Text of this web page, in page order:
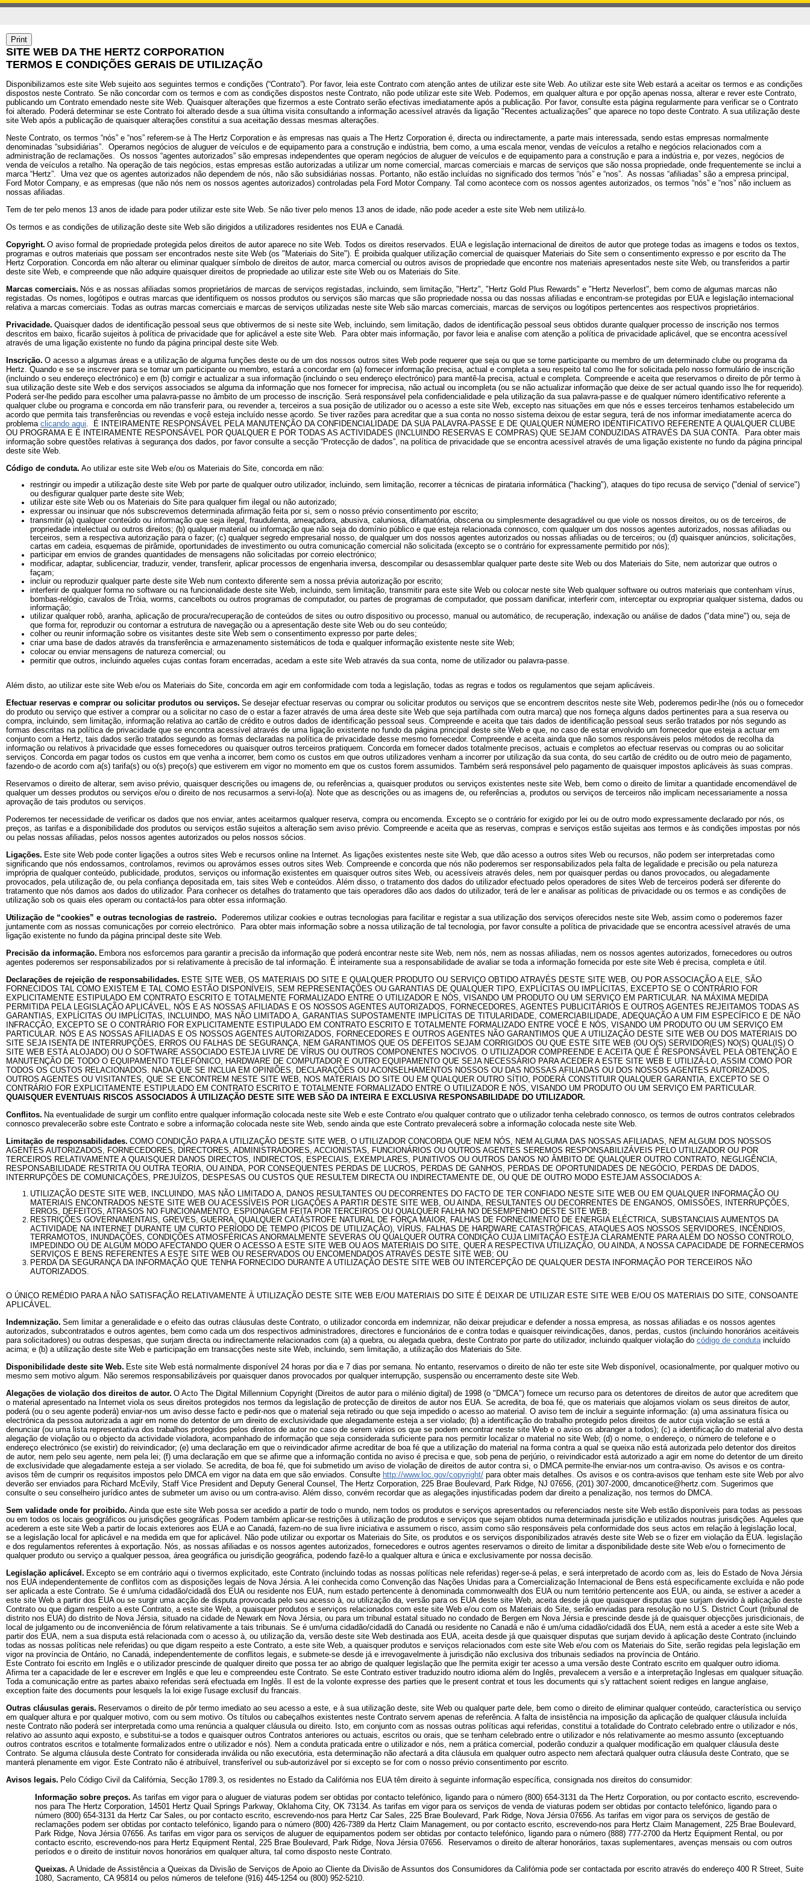
SITE WEB DA THE HERTZ CORPORATION
TERMOS E CONDIÇÕES GERAIS DE UTILIZAÇÃO
Disponibilizamos este site Web sujeito aos seguintes termos e condições (“Contrato”). Por favor, leia este Contrato com atenção antes de utilizar este site Web. Ao utilizar este site Web estará a aceitar os termos e as condições
dispostos neste Contrato. Se não concordar com os termos e com as condições dispostos neste Contrato, não pode utilizar este site Web. Podemos, em qualquer altura e por opção apenas nossa, alterar e rever este Contrato,
publicando um Contrato emendado neste site Web. Quaisquer alterações que fizermos a este Contrato serão efectivas imediatamente após a publicação. Por favor, consulte esta página regularmente para verificar se o Contrato
foi alterado. Poderá determinar se este Contrato foi alterado desde a sua última visita consultando a informação acessível através da ligação "Recentes actualizações" que aparece no topo deste Contrato. A sua utilização deste
site Web após a publicação de quaisquer alterações constitui a sua aceitação dessas mesmas alterações.
Neste Contrato, os termos “nós” e “nos” referem-se à The Hertz Corporation e às empresas nas quais a The Hertz Corporation é, directa ou indirectamente, a parte mais interessada, sendo estas empresas normalmente
denominadas “subsidiárias”. Operamos negócios de aluguer de veículos e de equipamento para a construção e indústria, bem como, a uma escala menor, vendas de veículos a retalho e negócios relacionados com a
administração de reclamações. Os nossos “agentes autorizados” são empresas independentes que operam negócios de aluguer de veículos e de equipamento para a construção e para a indústria e, por vezes, negócios de
venda de veículos a retalho. Na operação de tais negócios, estas empresas estão autorizadas a utilizar um nome comercial, marcas comerciais e marcas de serviços que são nossa propriedade, onde frequentemente se inclui a
marca “Hertz”.
Uma vez que os agentes autorizados não dependem de nós, não são subsidiárias nossas. Portanto, não estão incluídas no significado dos termos “nós” e “nos”. As nossas “afiliadas” são a empresa principal,
Ford Motor Company, e as empresas (que não nós nem os nossos agentes autorizados) controladas pela Ford Motor Company. Tal como acontece com os nossos agentes autorizados, os termos “nós” e “nos” não incluem as
nossas afiliadas.
Tem de ter pelo menos 13 anos de idade para poder utilizar este site Web. Se não tiver pelo menos 13 anos de idade, não pode aceder a este site Web nem utilizá-lo.
Os termos e as condições de utilização deste site Web são dirigidos a utilizadores residentes nos EUA e Canadá.
Copyright. O aviso formal de propriedade protegida pelos direitos de autor aparece no site Web. Todos os direitos reservados. EUA e legislação internacional de direitos de autor que protege todas as imagens e todos os textos,
programas e outros materiais que possam ser encontrados neste site Web (os "Materiais do Site"). É proibida qualquer utilização comercial de quaisquer Materiais do Site sem o consentimento expresso e por escrito da The
Hertz Corporation. Concorda em não alterar ou eliminar qualquer símbolo de direitos de autor, marca comercial ou outros avisos de propriedade que encontre nos materiais apresentados neste site Web, ou transferidos a partir
deste site Web, e compreende que não adquire quaisquer direitos de propriedade ao utilizar este site Web ou os Materiais do Site.
Marcas comerciais. Nós e as nossas afiliadas somos proprietários de marcas de serviços registadas, incluindo, sem limitação, "Hertz", "Hertz Gold Plus Rewards" e "Hertz Neverlost", bem como de algumas marcas não
registadas. Os nomes, logótipos e outras marcas que identifiquem os nossos produtos ou serviços são marcas que são propriedade nossa ou das nossas afiliadas e encontram-se protegidas por EUA e legislação internacional
relativa a marcas comerciais. Todas as outras marcas comerciais e marcas de serviços utilizadas neste site Web são marcas comerciais, marcas de serviços ou logótipos pertencentes aos respectivos proprietários.
Privacidade. Quaisquer dados de identificação pessoal seus que obtivermos de si neste site Web, incluindo, sem limitação, dados de identificação pessoal seus obtidos durante qualquer processo de inscrição nos termos
descritos em baixo, ficarão sujeitos à política de privacidade que for aplicável a este site Web.
Para obter mais informação, por favor leia e analise com atenção a política de privacidade aplicável, que se encontra acessível
através de uma ligação existente no fundo da página principal deste site Web.
Inscrição. O acesso a algumas áreas e a utilização de alguma funções deste ou de um dos nossos outros sites Web pode requerer que seja ou que se torne participante ou membro de um determinado clube ou programa da
Hertz. Quando e se se inscrever para se tornar um participante ou membro, estará a concordar em (a) fornecer informação precisa, actual e completa a seu respeito tal como lhe for solicitada pelo nosso formulário de inscrição
(incluindo o seu endereço electrónico) e em (b) corrigir e actualizar a sua informação (incluindo o seu endereço electrónico) para mantê-la precisa, actual e completa. Compreende e aceita que reservamos o direito de pôr termo à
sua utilização deste site Web e dos serviços associados se alguma da informação que nos fornecer for imprecisa, não actual ou incompleta (ou se não actualizar informação que deixe de ser actual quando isso lhe for requerido).
Poderá ser-lhe pedido para escolher uma palavra-passe no âmbito de um processo de inscrição. Será responsável pela confidencialidade e pela utilização da sua palavra-passe e de qualquer número identificativo referente a
qualquer clube ou programa e concorda em não transferir para, ou revender a, terceiros a sua posição de utilizador ou o acesso a este site Web, excepto nas situações em que nós e esses terceiros tenhamos estabelecido um
acordo que permita tais transferências ou revendas e você esteja incluído nesse acordo. Se tiver razões para acreditar que a sua conta no nosso sistema deixou de estar segura, terá de nos informar imediatamente acerca do
problema clicando aqui.
É INTEIRAMENTE RESPONSÁVEL PELA MANUTENÇÃO DA CONFIDENCIALIDADE DA SUA PALAVRA-PASSE E DE QUALQUER NÚMERO IDENTIFICATIVO REFERENTE A QUALQUER CLUBE
OU PROGRAMA E É INTEIRAMENTE RESPONSÁVEL POR QUALQUER E POR TODAS AS ACTIVIDADES (INCLUINDO RESERVAS E COMPRAS) QUE SEJAM CONDUZIDAS ATRAVÉS DA SUA CONTA.
Para obter mais
informação sobre questões relativas à segurança dos dados, por favor consulte a secção “Protecção de dados”, na política de privacidade que se encontra acessível através de uma ligação existente no fundo da página principal
deste site Web.
Código de conduta. Ao utilizar este site Web e/ou os Materiais do Site, concorda em não:
restringir ou impedir a utilização deste site Web por parte de qualquer outro utilizador, incluindo, sem limitação, recorrer a técnicas de pirataria informática ("hacking"), ataques do tipo recusa de serviço ("denial of service")
ou desfigurar qualquer parte deste site Web;
utilizar este site Web ou os Materiais do Site para qualquer fim ilegal ou não autorizado;
expressar ou insinuar que nós subscrevemos determinada afirmação feita por si, sem o nosso prévio consentimento por escrito;
transmitir (a) qualquer conteúdo ou informação que seja ilegal, fraudulenta, ameaçadora, abusiva, caluniosa, difamatória, obscena ou simplesmente desagradável ou que viole os nossos direitos, ou os de terceiros, de
propriedade intelectual ou outros direitos; (b) qualquer material ou informação que não seja do domínio público e que esteja relacionada connosco, com qualquer um dos nossos agentes autorizados, nossas afiliadas ou
terceiros, sem a respectiva autorização para o fazer; (c) qualquer segredo empresarial nosso, de qualquer um dos nossos agentes autorizados ou nossas afiliadas ou de terceiros; ou (d) quaisquer anúncios, solicitações,
cartas em cadeia, esquemas de pirâmide, oportunidades de investimento ou outra comunicação comercial não solicitada (excepto se o contrário for expressamente permitido por nós);
participar em envios de grandes quantidades de mensagens não solicitadas por correio electrónico;
modificar, adaptar, sublicenciar, traduzir, vender, transferir, aplicar processos de engenharia inversa, descompilar ou desassemblar qualquer parte deste site Web ou dos Materiais do Site, nem autorizar que outros o
façam;
incluir ou reproduzir qualquer parte deste site Web num contexto diferente sem a nossa prévia autorização por escrito;
interferir de qualquer forma no software ou na funcionalidade deste site Web, incluindo, sem limitação, transmitir para este site Web ou colocar neste site Web qualquer software ou outros materiais que contenham vírus,
bombas-relógio, cavalos de Tróia, worms, cancelbots ou outros programas de computador, ou partes de programas de computador, que possam danificar, interferir com, interceptar ou expropriar qualquer sistema, dados ou
informação;
utilizar qualquer robô, aranha, aplicação de procura/recuperação de conteúdos de sites ou outro dispositivo ou processo, manual ou automático, de recuperação, indexação ou análise de dados ("data mine") ou, seja de
que forma for, reproduzir ou contornar a estrutura de navegação ou a apresentação deste site Web ou do seu conteúdo;
colher ou reunir informação sobre os visitantes deste site Web sem o consentimento expresso por parte deles;
criar uma base de dados através da transferência e armazenamento sistemáticos de toda e qualquer informação existente neste site Web;
colocar ou enviar mensagens de natureza comercial; ou
permitir que outros, incluindo aqueles cujas contas foram encerradas, acedam a este site Web através da sua conta, nome de utilizador ou palavra-passe.
Além disto, ao utilizar este site Web e/ou os Materiais do Site, concorda em agir em conformidade com toda a legislação, todas as regras e todos os regulamentos que sejam aplicáveis.
Efectuar reservas e comprar ou solicitar produtos ou serviços. Se desejar efectuar reservas ou comprar ou solicitar produtos ou serviços que se encontrem descritos neste site Web, poderemos pedir-lhe (nós ou o fornecedor
do produto ou serviço que estiver a comprar ou a solicitar no caso de o estar a fazer através de uma área deste site Web que seja partilhada com outra marca) que nos forneça alguns dados pertinentes para a sua reserva ou
compra, incluindo, sem limitação, informação relativa ao cartão de crédito e outros dados de identificação pessoal seus. Compreende e aceita que tais dados de identificação pessoal seus serão tratados por nós segundo as
formas descritas na política de privacidade que se encontra acessível através de uma ligação existente no fundo da página principal deste site Web e que, no caso de estar envolvido um fornecedor que esteja a actuar em
conjunto com a Hertz, tais dados serão tratados segundo as formas declaradas na política de privacidade desse mesmo fornecedor. Compreende e aceita ainda que não somos responsáveis pelos métodos de recolha da
informação ou relativos à privacidade que esses fornecedores ou quaisquer outros terceiros pratiquem. Concorda em fornecer dados totalmente precisos, actuais e completos ao efectuar reservas ou compras ou ao solicitar
serviços. Concorda em pagar todos os custos em que venha a incorrer, bem como os custos em que outros utilizadores venham a incorrer por utilização da sua conta, do seu cartão de crédito ou de outro meio de pagamento,
fazendo-o de acordo com a(s) tarifa(s) ou o(s) preço(s) que estiverem em vigor no momento em que os custos forem assumidos. Também será responsável pelo pagamento de quaisquer impostos aplicáveis às suas compras.
Reservamos o direito de alterar, sem aviso prévio, quaisquer descrições ou imagens de, ou referências a, quaisquer produtos ou serviços existentes neste site Web, bem como o direito de limitar a quantidade encomendável de
qualquer um desses produtos ou serviços e/ou o direito de nos recusarmos a servi-lo(a). Note que as descrições ou as imagens de, ou referências a, produtos ou serviços de terceiros não implicam necessariamente a nossa
aprovação de tais produtos ou serviços.
Poderemos ter necessidade de verificar os dados que nos enviar, antes aceitarmos qualquer reserva, compra ou encomenda. Excepto se o contrário for exigido por lei ou de outro modo expressamente declarado por nós, os
preços, as tarifas e a disponibilidade dos produtos ou serviços estão sujeitos a alteração sem aviso prévio. Compreende e aceita que as reservas, compras e serviços estão sujeitas aos termos e às condições impostas por nós
ou pelas nossas afiliadas, pelos nossos agentes autorizados ou pelos nossos sócios.
Ligações. Este site Web pode conter ligações a outros sites Web e recursos online na Internet. As ligações existentes neste site Web, que dão acesso a outros sites Web ou recursos, não podem ser interpretadas como
significando que nós endossamos, controlamos, revimos ou aprovámos esses outros sites Web. Compreende e concorda que nós não poderemos ser responsabilizados pela falta de legalidade e precisão ou pela natureza
imprópria de qualquer conteúdo, publicidade, produtos, serviços ou informação existentes em quaisquer outros sites Web, ou acessíveis através deles, nem por quaisquer perdas ou danos provocados, ou alegadamente
provocados, pela utilização de, ou pela confiança depositada em, tais sites Web e conteúdos. Além disso, o tratamento dos dados do utilizador efectuado pelos operadores de sites Web de terceiros poderá ser diferente do
tratamento que nós damos aos dados do utilizador. Para conhecer os detalhes do tratamento que tais operadores dão aos dados do utilizador, terá de ler e analisar as políticas de privacidade ou os termos e as condições de
utilização sob os quais eles operam ou contactá-los para obter essa informação.
Utilização de “cookies” e outras tecnologias de rastreio.
Poderemos utilizar cookies e outras tecnologias para facilitar e registar a sua utilização dos serviços oferecidos neste site Web, assim como o poderemos fazer
juntamente com as nossas comunicações por correio electrónico.
Para obter mais informação sobre a nossa utilização de tal tecnologia, por favor consulte a política de privacidade que se encontra acessível através de uma
ligação existente no fundo da página principal deste site Web.
Precisão da informação. Embora nos esforcemos para garantir a precisão da informação que poderá encontrar neste site Web, nem nós, nem as nossas afiliadas, nem os nossos agentes autorizados, fornecedores ou outros
agentes poderemos ser responsabilizados por si relativamente à precisão de tal informação. É inteiramente sua a responsabilidade de avaliar se toda a informação fornecida por este site Web é precisa, completa e útil.
Declarações de rejeição de responsabilidades. ESTE SITE WEB, OS MATERIAIS DO SITE E QUALQUER PRODUTO OU SERVIÇO OBTIDO ATRAVÉS DESTE SITE WEB, OU POR ASSOCIAÇÃO A ELE, SÃO
FORNECIDOS TAL COMO EXISTEM E TAL COMO ESTÃO DISPONÍVEIS, SEM REPRESENTAÇÕES OU GARANTIAS DE QUALQUER TIPO, EXPLÍCITAS OU IMPLÍCITAS, EXCEPTO SE O CONTRÁRIO FOR
EXPLICITAMENTE ESTIPULADO EM CONTRATO ESCRITO E TOTALMENTE FORMALIZADO ENTRE O UTILIZADOR E NÓS, VISANDO UM PRODUTO OU UM SERVIÇO EM PARTICULAR. NA MÁXIMA MEDIDA
PERMITIDA PELA LEGISLAÇÃO APLICÁVEL, NÓS E AS NOSSAS AFILIADAS E OS NOSSOS AGENTES AUTORIZADOS, FORNECEDORES, AGENTES PUBLICITÁRIOS E OUTROS AGENTES REJEITAMOS TODAS AS
GARANTIAS, EXPLÍCITAS OU IMPLÍCITAS, INCLUINDO, MAS NÃO LIMITADO A, GARANTIAS SUPOSTAMENTE IMPLÍCITAS DE TITULARIDADE, COMERCIABILIDADE, ADEQUAÇÃO A UM FIM ESPECÍFICO E DE NÃO
INFRACÇÃO, EXCEPTO SE O CONTRÁRIO FOR EXPLICITAMENTE ESTIPULADO EM CONTRATO ESCRITO E TOTALMENTE FORMALIZADO ENTRE VOCÊ E NÓS, VISANDO UM PRODUTO OU UM SERVIÇO EM
PARTICULAR. NÓS E AS NOSSAS AFILIADAS E OS NOSSOS AGENTES AUTORIZADOS, FORNECEDORES E OUTROS AGENTES NÃO GARANTIMOS QUE A UTILIZAÇÃO DESTE SITE WEB OU DOS MATERIAIS DO
SITE SEJA ISENTA DE INTERRUPÇÕES, ERROS OU FALHAS DE SEGURANÇA, NEM GARANTIMOS QUE OS DEFEITOS SEJAM CORRIGIDOS OU QUE ESTE SITE WEB (OU O(S) SERVIDOR(ES) NO(S) QUAL(IS) O
SITE WEB ESTÁ ALOJADO) OU O SOFTWARE ASSOCIADO ESTEJA LIVRE DE VÍRUS OU OUTROS COMPONENTES NOCIVOS. O UTILIZADOR COMPREENDE E ACEITA QUE É RESPONSÁVEL PELA OBTENÇÃO E
MANUTENÇÃO DE TODO O EQUIPAMENTO TELEFÓNICO, HARDWARE DE COMPUTADOR E OUTRO EQUIPAMENTO QUE SEJA NECESSÁRIO PARA ACEDER A ESTE SITE WEB E UTILIZÁ-LO, ASSIM COMO POR
TODOS OS CUSTOS RELACIONADOS. NADA QUE SE INCLUA EM OPINIÕES, DECLARAÇÕES OU ACONSELHAMENTOS NOSSOS OU DAS NOSSAS AFILIADAS OU DOS NOSSOS AGENTES AUTORIZADOS,
OUTROS AGENTES OU VISITANTES, QUE SE ENCONTREM NESTE SITE WEB, NOS MATERIAIS DO SITE OU EM QUALQUER OUTRO SÍTIO, PODERÁ CONSTITUIR QUALQUER GARANTIA, EXCEPTO SE O
CONTRÁRIO FOR EXPLICITAMENTE ESTIPULADO EM CONTRATO ESCRITO E TOTALMENTE FORMALIZADO ENTRE O UTILIZADOR E NÓS, VISANDO UM PRODUTO OU UM SERVIÇO EM PARTICULAR.
QUAISQUER EVENTUAIS RISCOS ASSOCIADOS À UTILIZAÇÃO DESTE SITE WEB SÃO DA INTEIRA E EXCLUSIVA RESPONSABILIDADE DO UTILIZADOR.
Conflitos. Na eventualidade de surgir um conflito entre qualquer informação colocada neste site Web e este Contrato e/ou qualquer contrato que o utilizador tenha celebrado connosco, os termos de outros contratos celebrados
connosco prevalecerão sobre este Contrato e sobre a informação colocada neste site Web, sendo ainda que este Contrato prevalecerá sobre a informação colocada neste site Web.
Limitação de responsabilidades. COMO CONDIÇÃO PARA A UTILIZAÇÃO DESTE SITE WEB, O UTILIZADOR CONCORDA QUE NEM NÓS, NEM ALGUMA DAS NOSSAS AFILIADAS, NEM ALGUM DOS NOSSOS
AGENTES AUTORIZADOS, FORNECEDORES, DIRECTORES, ADMINISTRADORES, ACCIONISTAS, FUNCIONÁRIOS OU OUTROS AGENTES SEREMOS RESPONSABILIZÁVEIS PELO UTILIZADOR OU POR
TERCEIROS RELATIVAMENTE A QUAISQUER DANOS DIRECTOS, INDIRECTOS, ESPECIAIS, EXEMPLARES, PUNITIVOS OU OUTROS DANOS NO ÂMBITO DE QUALQUER OUTRO CONTRATO, NEGLIGÊNCIA,
RESPONSABILIDADE RESTRITA OU OUTRA TEORIA, OU AINDA, POR CONSEQUENTES PERDAS DE LUCROS, PERDAS DE GANHOS, PERDAS DE OPORTUNIDADES DE NEGÓCIO, PERDAS DE DADOS,
INTERRUPÇÕES DE COMUNICAÇÕES, PREJUÍZOS, DESPESAS OU CUSTOS QUE RESULTEM DIRECTA OU INDIRECTAMENTE DE, OU QUE DE OUTRO MODO ESTEJAM ASSOCIADOS A:
UTILIZAÇÃO DESTE SITE WEB, INCLUINDO, MAS NÃO LIMITADO A, DANOS RESULTANTES OU DECORRENTES DO FACTO DE TER CONFIADO NESTE SITE WEB OU EM QUALQUER INFORMAÇÃO OU
MATERIAIS ENCONTRADOS NESTE SITE WEB OU ACESSÍVEIS POR LIGAÇÕES A PARTIR DESTE SITE WEB, OU AINDA, RESULTANTES OU DECORRENTES DE ENGANOS, OMISSÕES, INTERRUPÇÕES,
ERROS, DEFEITOS, ATRASOS NO FUNCIONAMENTO, ESPIONAGEM FEITA POR TERCEIROS OU QUALQUER FALHA NO DESEMPENHO DESTE SITE WEB;
RESTRIÇÕES GOVERNAMENTAIS, GREVES, GUERRA, QUALQUER CATÁSTROFE NATURAL DE FORÇA MAIOR, FALHAS DE FORNECIMENTO DE ENERGIA ELÉCTRICA, SUBSTANCIAIS AUMENTOS DA
ACTIVIDADE NA INTERNET DURANTE UM CURTO PERÍODO DE TEMPO (PICOS DE UTILIZAÇÃO), VÍRUS, FALHAS DE HARDWARE CATASTRÓFICAS, ATAQUES AOS NOSSOS SERVIDORES, INCÊNDIOS,
TERRAMOTOS, INUNDAÇÕES, CONDIÇÕES ATMOSFÉRICAS ANORMALMENTE SEVERAS OU QUALQUER OUTRA CONDIÇÃO CUJA LIMITAÇÃO ESTEJA CLARAMENTE PARA ALÉM DO NOSSO CONTROLO,
IMPEDINDO OU DE ALGUM MODO AFECTANDO QUER O ACESSO A ESTE SITE WEB OU AOS MATERIAIS DO SITE, QUER A RESPECTIVA UTILIZAÇÃO, OU AINDA, A NOSSA CAPACIDADE DE FORNECERMOS
SERVIÇOS E BENS REFERENTES A ESTE SITE WEB OU RESERVADOS OU ENCOMENDADOS ATRAVÉS DESTE SITE WEB; OU
PERDA DA SEGURANÇA DA INFORMAÇÃO QUE TENHA FORNECIDO DURANTE A UTILIZAÇÃO DESTE SITE WEB OU INTERCEPÇÃO DE QUALQUER DESTA INFORMAÇÃO POR TERCEIROS NÃO
AUTORIZADOS.
O ÚNICO REMÉDIO PARA A NÃO SATISFAÇÃO RELATIVAMENTE À UTILIZAÇÃO DESTE SITE WEB E/OU MATERIAIS DO SITE É DEIXAR DE UTILIZAR ESTE SITE WEB E/OU OS MATERIAIS DO SITE, CONSOANTE
APLICÁVEL.
Indemnização. Sem limitar a generalidade e o efeito das outras cláusulas deste Contrato, o utilizador concorda em indemnizar, não deixar prejudicar e defender a nossa empresa, as nossas afiliadas e os nossos agentes
autorizados, subcontratados e outros agentes, bem como cada um dos respectivos administradores, directores e funcionários de e contra todas e quaisquer reivindicações, danos, perdas, custos (incluindo honorários aceitáveis
para solicitadores) ou outras despesas, que surjam directa ou indirectamente relacionados com (a) a quebra, ou alegada quebra, deste Contrato por parte do utilizador, incluindo qualquer violação do código de condutaincluído
acima; e (b) a utilização deste site Web e participação em transacções neste site Web, incluindo, sem limitação, a utilização dos Materiais do Site.
Disponibilidade deste site Web. Este site Web está normalmente disponível 24 horas por dia e 7 dias por semana. No entanto, reservamos o direito de não ter este site Web disponível, ocasionalmente, por qualquer motivo ou
mesmo sem motivo algum. Não seremos responsabilizáveis por quaisquer danos provocados por qualquer interrupção, suspensão ou encerramento deste site Web.
Alegações de violação dos direitos de autor. O Acto The Digital Millennium Copyright (Direitos de autor para o milénio digital) de 1998 (o "DMCA") fornece um recurso para os detentores de direitos de autor que acreditem que
o material apresentado na Internet viola os seus direitos protegidos nos termos da legislação de protecção de direitos de autor nos EUA. Se acredita, de boa fé, que os materiais que alojamos violam os seus direitos de autor,
poderá (ou o seu agente poderá) enviar-nos um aviso desse facto e pedir-nos que o material seja retirado ou que seja impedido o acesso ao material. O aviso tem de incluir a seguinte informação: (a) uma assinatura física ou
electrónica da pessoa autorizada a agir em nome do detentor de um direito de exclusividade que alegadamente esteja a ser violado; (b) a identificação do trabalho protegido pelos direitos de autor cuja violação se está a
denunciar (ou uma lista representativa dos trabalhos protegidos pelos direitos de autor no caso de serem vários os que se podem encontrar neste site Web e o aviso os abranger a todos); (c) a identificação do material alvo desta
alegação de violação ou o objecto da actividade violadora, acompanhado de informação que seja considerada suficiente para nos permitir localizar o material no site Web; (d) o nome, o endereço, o número de telefone e o
endereço electrónico (se existir) do reivindicador; (e) uma declaração em que o reivindicador afirme acreditar de boa fé que a utilização do material na forma contra a qual se queixa não está autorizada pelo detentor dos direitos
de autor, nem pelo seu agente, nem pela lei; (f) uma declaração em que se afirme que a informação contida no aviso é precisa e que, sob pena de perjúrio, o reivindicador está autorizado a agir em nome do detentor de um direito
de exclusividade que alegadamente esteja a ser violado. Se acredita, de boa fé, que foi submetido um aviso de violação de direitos de autor contra si, o DMCA permite-lhe enviar-nos um contra-aviso. Os avisos e os contra-
avisos têm de cumprir os requisitos impostos pelo DMCA em vigor na data em que são enviados. Consulte http://www.loc.gov/copyright/ para obter mais detalhes. Os avisos e os contra-avisos que tenham este site Web por alvo
deverão ser enviados para Richard McEvily, Staff Vice President and Deputy General Counsel, The Hertz Corporation, 225 Brae Boulevard, Park Ridge, NJ 07656, (201) 307-2000, dmcanotice@hertz.com. Sugerimos que
consulte o seu conselheiro jurídico antes de submeter um aviso ou um contra-aviso. Além disso, convém recordar que as alegações injustificadas podem dar direito a penalização, nos termos do DMCA.
Sem validade onde for proibido. Ainda que este site Web possa ser acedido a partir de todo o mundo, nem todos os produtos e serviços apresentados ou referenciados neste site Web estão disponíveis para todas as pessoas
ou em todos os locais geográficos ou jurisdições geográficas. Podem também aplicar-se restrições à utilização de produtos e serviços que sejam obtidos numa determinada jurisdição e utilizados noutras jurisdições. Aqueles que
acederem a este site Web a partir de locais exteriores aos EUA e ao Canadá, fazem-no de sua livre iniciativa e assumem o risco, assim como são responsáveis pela conformidade dos seus actos em relação à legislação local,
se a legislação local for aplicável e na medida em que for aplicável. Não pode utilizar ou exportar os Materiais do Site, os produtos e os serviços disponibilizados através deste site Web se o fizer em violação da EUA. legislação
e dos regulamentos referentes à exportação. Nós, as nossas afiliadas e os nossos agentes autorizados, fornecedores e outros agentes reservamos o direito de limitar a disponibilidade deste site Web e/ou o fornecimento de
qualquer produto ou serviço a qualquer pessoa, área geográfica ou jurisdição geográfica, podendo fazê-lo a qualquer altura e única e exclusivamente por nossa decisão.
Legislação aplicável. Excepto se em contrário aqui o tivermos explicitado, este Contrato (incluindo todas as nossas políticas nele referidas) reger-se-á pelas, e será interpretado de acordo com as, leis do Estado de Nova Jérsia
nos EUA independentemente de conflitos com as disposições legais de Nova Jérsia. A lei conhecida como Convenção das Nações Unidas para a Comercialização Internacional de Bens está especificamente excluída e não pode
ser aplicada a este Contrato. Se é um/uma cidadão/cidadã dos EUA ou residente nos EUA, num estado pertencente à denominada commonwealth dos EUA ou num território pertencente aos EUA, ou ainda, se estiver a aceder a
este site Web a partir dos EUA ou se surgir uma acção de disputa provocada pelo seu acesso à, ou utilização da, versão para os EUA deste site Web, aceita desde já que quaisquer disputas que surjam devido à aplicação deste
Contrato ou que digam respeito a este Contrato, a este site Web, a quaisquer produtos e serviços relacionados com este site Web e/ou com os Materiais do Site, serão enviadas para resolução no U.S. District Court (tribunal de
distrito nos EUA) do distrito de Nova Jérsia, situado na cidade de Newark em Nova Jérsia, ou para um tribunal estatal situado no condado de Bergen em Nova Jérsia e prescinde desde já de quaisquer objecções jurisdicionais, de
local de julgamento ou de inconveniência de fórum relativamente a tais tribunais. Se é um/uma cidadão/cidadã do Canadá ou residente no Canadá e não é um/uma cidadão/cidadã dos EUA, nem está a aceder a este site Web a
partir dos EUA, nem a sua disputa está relacionada com o acesso à, ou utilização da, versão deste site Web destinada aos EUA, aceita desde já que quaisquer disputas que surjam devido à aplicação deste Contrato (incluindo
todas as nossas políticas nele referidas) ou que digam respeito a este Contrato, a este site Web, a quaisquer produtos e serviços relacionados com este site Web e/ou com os Materiais do Site, serão regidas pela legislação em
vigor na província de Ontário, no Canadá, independentemente de conflitos legais, e submete-se desde já e irrevogavelmente à jurisdição não exclusiva dos tribunais sediados na província de Ontário.
Este Contrato foi escrito em Inglês e o utilizador prescinde de qualquer direito que possa ter ao abrigo de qualquer legislação que lhe permita exigir ter acesso a uma versão deste Contrato escrito em qualquer outro idioma.
Afirma ter a capacidade de ler e escrever em Inglês e que leu e compreendeu este Contrato. Se este Contrato estiver traduzido noutro idioma além do Inglês, prevalecem a versão e a interpretação Inglesas em qualquer situação.
Toda a comunicação entre as partes abaixo referidas será efectuada em Inglês. Il est de la volonte expresse des parties que le present contrat et tous les documents qui s'y rattachent soient rediges en langue anglaise,
exception faite des documents pour lesquels la loi exige l'usage exclusif du francais.
Outras cláusulas gerais. Reservamos o direito de pôr termo imediato ao seu acesso a este, e à sua utilização deste, site Web ou qualquer parte dele, bem como o direito de eliminar qualquer conteúdo, característica ou serviço
em qualquer altura e por qualquer motivo, com ou sem motivo. Os títulos ou cabeçalhos existentes neste Contrato servem apenas de referência. A falta de insistência na imposição da aplicação de qualquer cláusula incluída
neste Contrato não poderá ser interpretada como uma renúncia a qualquer cláusula ou direito. Isto, em conjunto com as nossas outras políticas aqui referidas, constitui a totalidade do Contrato celebrado entre o utilizador e nós,
relativo ao assunto aqui exposto, e substitui-se a todos e quaisquer outros Contratos anteriores ou actuais, escritos ou orais, que se tenham celebrado entre o utilizador e nós relativamente ao mesmo assunto (exceptuando
outros contratos escritos e totalmente formalizados entre o utilizador e nós). Nem a conduta praticada entre o utilizador e nós, nem a prática comercial, poderão conduzir a qualquer modificação em qualquer cláusula deste
Contrato. Se alguma cláusula deste Contrato for considerada inválida ou não executória, esta determinação não afectará a dita cláusula em qualquer outro aspecto nem afectará qualquer outra cláusula deste Contrato, que se
manterá plenamente em vigor. Este Contrato não é atribuível, transferível ou sub-autorizável por si excepto se for com o nosso prévio consentimento por escrito.
Avisos legais. Pelo Código Civil da Califórnia, Secção 1789.3, os residentes no Estado da Califórnia nos EUA têm direito à seguinte informação específica, consignada nos direitos do consumidor:
Informação sobre preços. As tarifas em vigor para o aluguer de viaturas podem ser obtidas por contacto telefónico, ligando para o número (800) 654-3131 da The Hertz Corporation, ou por contacto escrito, escrevendo-
nos para The Hertz Corporation, 14501 Hertz Quail Springs Parkway, Oklahoma City, OK 73134. As tarifas em vigor para os serviços de venda de viaturas podem ser obtidas por contacto telefónico, ligando para o
número (800) 654-3131 da Hertz Car Sales, ou por contacto escrito, escrevendo-nos para Hertz Car Sales, 225 Brae Boulevard, Park Ridge, Nova Jérsia 07656. As tarifas em vigor para os serviços de gestão de
reclamações podem ser obtidas por contacto telefónico, ligando para o número (800) 426-7389 da Hertz Claim Management, ou por contacto escrito, escrevendo-nos para Hertz Claim Management, 225 Brae Boulevard,
Park Ridge, Nova Jérsia 07656. As tarifas em vigor para os serviços de aluguer de equipamentos podem ser obtidas por contacto telefónico, ligando para o número (888) 777-2700 da Hertz Equipment Rental, ou por
contacto escrito, escrevendo-nos para Hertz Equipment Rental, 225 Brae Boulevard, Park Ridge, Nova Jérsia 07656.
Reservamos o direito de alterar honorários, taxas suplementares, avenças mensais ou com outros
períodos e o direito de instituir novos honorários em qualquer altura, tal como disposto neste Contrato.
Queixas. A Unidade de Assistência a Queixas da Divisão de Serviços de Apoio ao Cliente da Divisão de Assuntos dos Consumidores da Califórnia pode ser contactada por escrito através do endereço 400 R Street, Suite
1080, Sacramento, CA 95814 ou pelos números de telefone (916) 445-1254 ou (800) 952-5210.